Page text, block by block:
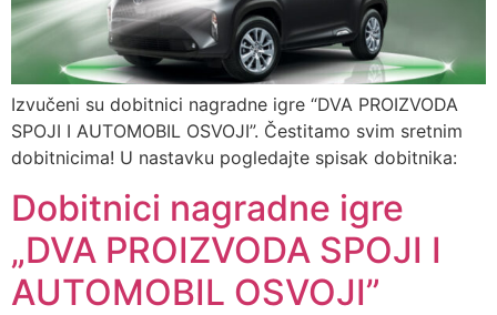
Izvučeni su dobitnici nagradne igre “DVA PROIZVODA
SPOJI I AUTOMOBIL OSVOJI”. Čestitamo svim sretnim
dobitnicima! U nastavku pogledajte spisak dobitnika:
Dobitnici nagradne igre
„DVA PROIZVODA SPOJI I
AUTOMOBIL OSVOJI”